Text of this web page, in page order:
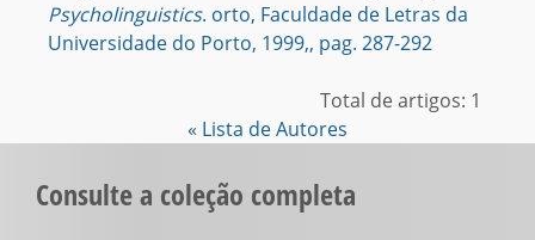
Psycholinguistics. orto, Faculdade de Letras da
Universidade do Porto, 1999,, pag. 287-292
Total de artigos: 1
« Lista de Autores
Consulte a coleção completa